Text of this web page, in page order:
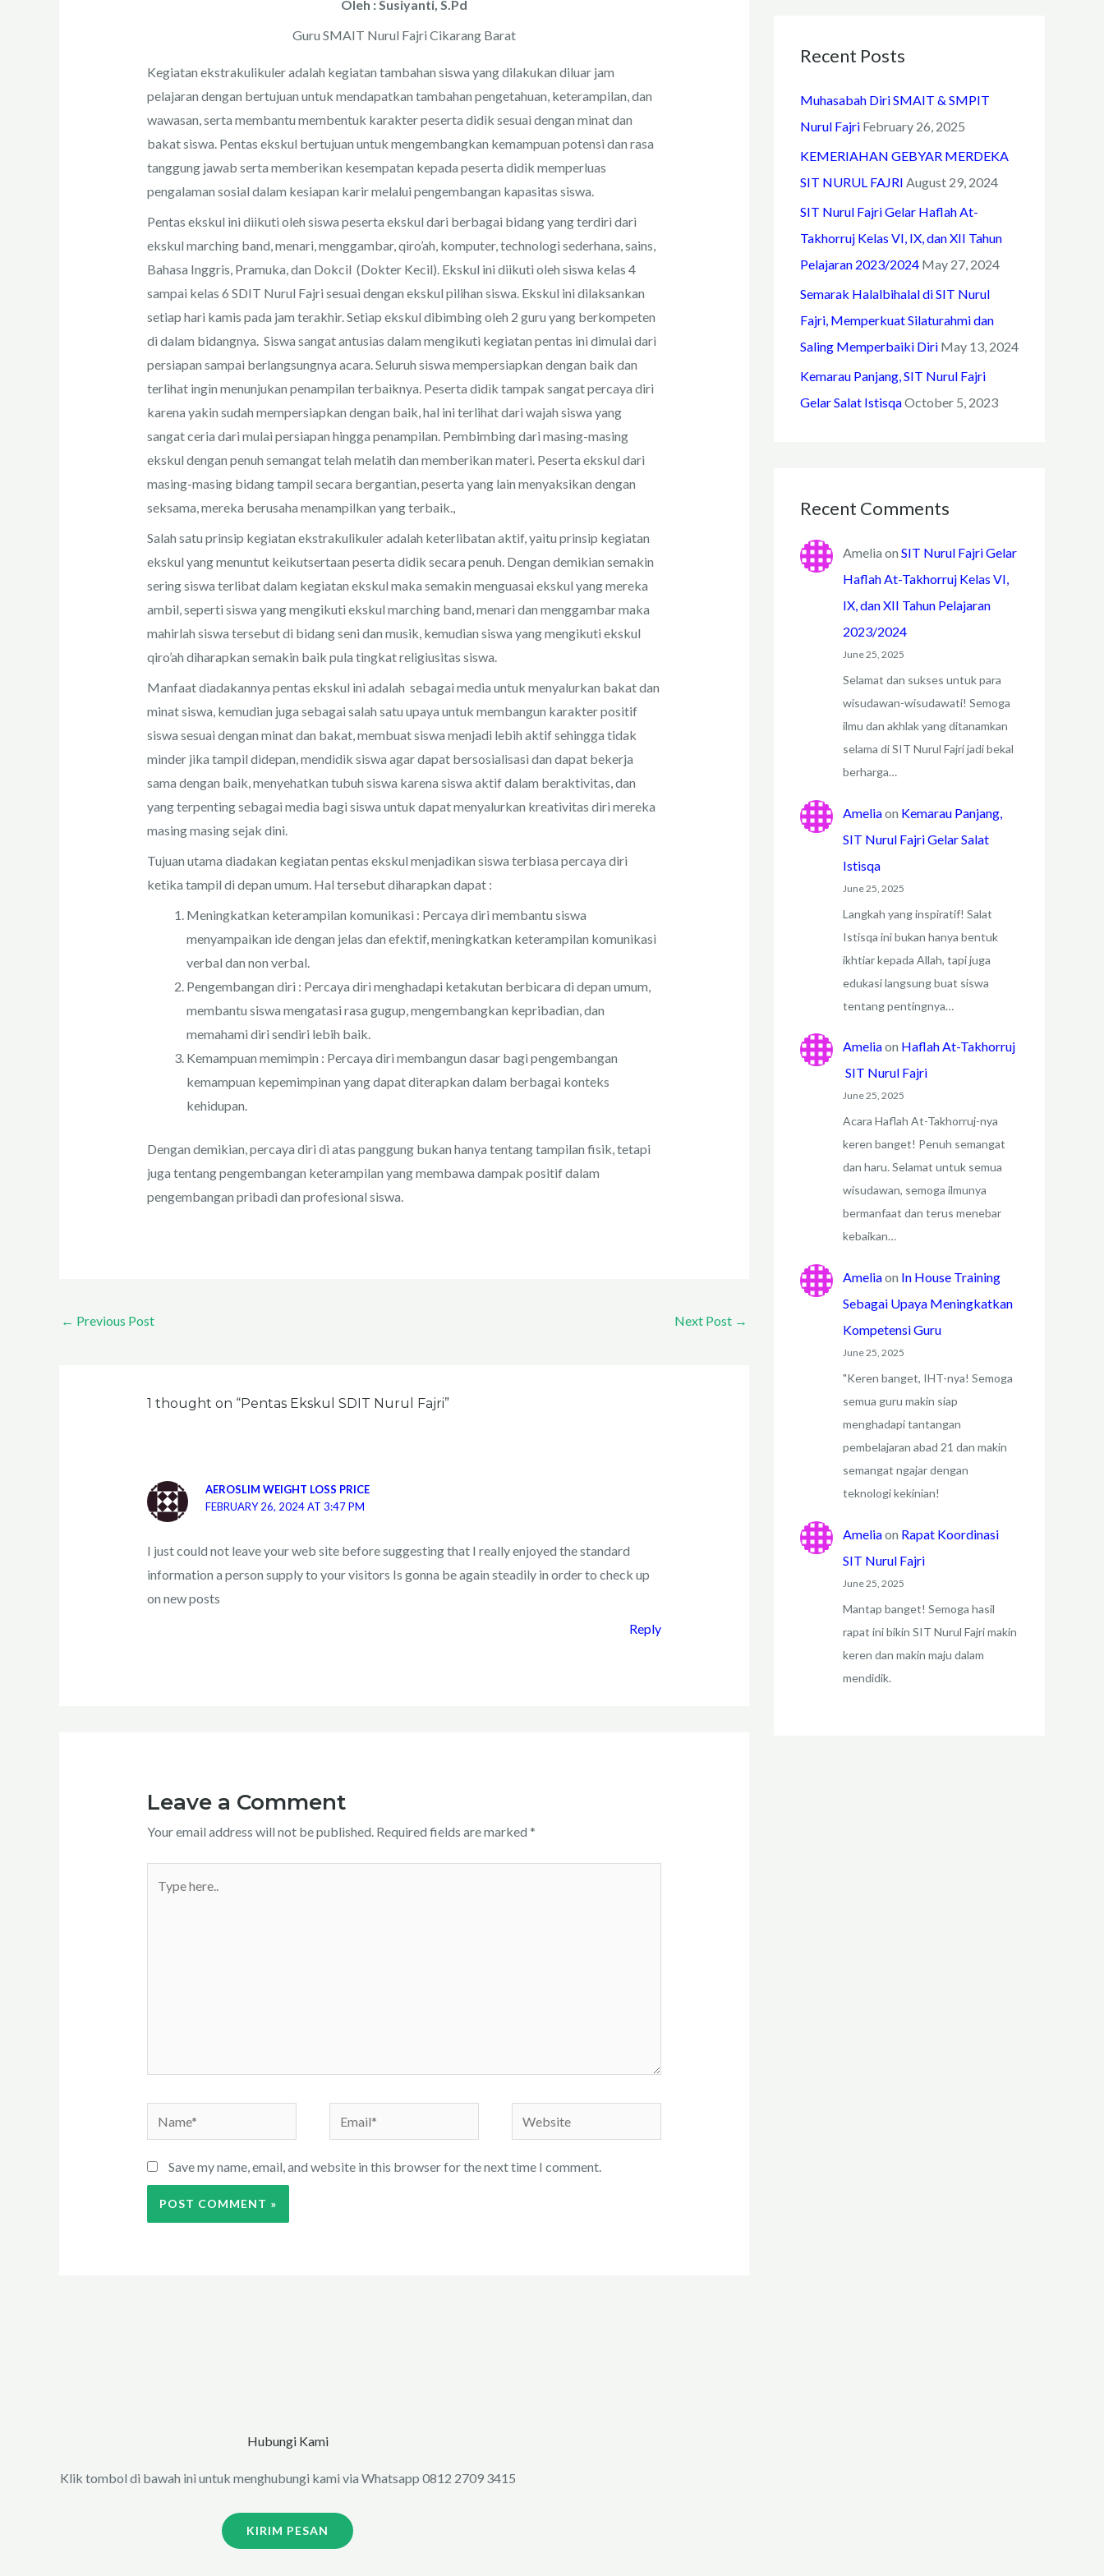
Oleh : Susiyanti, S.Pd
Guru SMAIT Nurul Fajri Cikarang Barat
Kegiatan ekstrakulikuler adalah kegiatan tambahan siswa yang dilakukan diluar jam
pelajaran dengan bertujuan untuk mendapatkan tambahan pengetahuan, keterampilan, dan
wawasan, serta membantu membentuk karakter peserta didik sesuai dengan minat dan
bakat siswa. Pentas ekskul bertujuan untuk mengembangkan kemampuan potensi dan rasa
tanggung jawab serta memberikan kesempatan kepada peserta didik memperluas
pengalaman sosial dalam kesiapan karir melalui pengembangan kapasitas siswa.
Pentas ekskul ini diikuti oleh siswa peserta ekskul dari berbagai bidang yang terdiri dari
ekskul marching band, menari, menggambar, qiro’ah, komputer, technologi sederhana, sains,
Bahasa Inggris, Pramuka, dan Dokcil (Dokter Kecil). Ekskul ini diikuti oleh siswa kelas 4
sampai kelas 6 SDIT Nurul Fajri sesuai dengan ekskul pilihan siswa. Ekskul ini dilaksankan
setiap hari kamis pada jam terakhir. Setiap ekskul dibimbing oleh 2 guru yang berkompeten
di dalam bidangnya. Siswa sangat antusias dalam mengikuti kegiatan pentas ini dimulai dari
persiapan sampai berlangsungnya acara. Seluruh siswa mempersiapkan dengan baik dan
terlihat ingin menunjukan penampilan terbaiknya. Peserta didik tampak sangat percaya diri
karena yakin sudah mempersiapkan dengan baik, hal ini terlihat dari wajah siswa yang
sangat ceria dari mulai persiapan hingga penampilan. Pembimbing dari masing-masing
ekskul dengan penuh semangat telah melatih dan memberikan materi. Peserta ekskul dari
masing-masing bidang tampil secara bergantian, peserta yang lain menyaksikan dengan
seksama, mereka berusaha menampilkan yang terbaik.,
Salah satu prinsip kegiatan ekstrakulikuler adalah keterlibatan aktif, yaitu prinsip kegiatan
ekskul yang menuntut keikutsertaan peserta didik secara penuh. Dengan demikian semakin
sering siswa terlibat dalam kegiatan ekskul maka semakin menguasai ekskul yang mereka
ambil, seperti siswa yang mengikuti ekskul marching band, menari dan menggambar maka
mahirlah siswa tersebut di bidang seni dan musik, kemudian siswa yang mengikuti ekskul
qiro’ah diharapkan semakin baik pula tingkat religiusitas siswa.
Manfaat diadakannya pentas ekskul ini adalah sebagai media untuk menyalurkan bakat dan
minat siswa, kemudian juga sebagai salah satu upaya untuk membangun karakter positif
siswa sesuai dengan minat dan bakat, membuat siswa menjadi lebih aktif sehingga tidak
minder jika tampil didepan, mendidik siswa agar dapat bersosialisasi dan dapat bekerja
sama dengan baik, menyehatkan tubuh siswa karena siswa aktif dalam beraktivitas, dan
yang terpenting sebagai media bagi siswa untuk dapat menyalurkan kreativitas diri mereka
masing masing sejak dini.
Tujuan utama diadakan kegiatan pentas ekskul menjadikan siswa terbiasa percaya diri
ketika tampil di depan umum. Hal tersebut diharapkan dapat :
Meningkatkan keterampilan komunikasi : Percaya diri membantu siswa
menyampaikan ide dengan jelas dan efektif, meningkatkan keterampilan komunikasi
verbal dan non verbal.
Pengembangan diri : Percaya diri menghadapi ketakutan berbicara di depan umum,
membantu siswa mengatasi rasa gugup, mengembangkan kepribadian, dan
memahami diri sendiri lebih baik.
Kemampuan memimpin : Percaya diri membangun dasar bagi pengembangan
kemampuan kepemimpinan yang dapat diterapkan dalam berbagai konteks
kehidupan.
Dengan demikian, percaya diri di atas panggung bukan hanya tentang tampilan fisik, tetapi
juga tentang pengembangan keterampilan yang membawa dampak positif dalam
pengembangan pribadi dan profesional siswa.
← Previous Post Next Post →
1 thought on “Pentas Ekskul SDIT Nurul Fajri”
AEROSLIM WEIGHT LOSS PRICE
FEBRUARY 26, 2024 AT 3:47 PM
I just could not leave your web site before suggesting that I really enjoyed the standard
information a person supply to your visitors Is gonna be again steadily in order to check up
on new posts
Reply
Leave a Comment
Your email address will not be published. Required fields are marked *
here..
Name* Email* Website
Save my name, email, and website in this browser for the next time I comment.
:Recent Posts
Muhasabah Diri SMAIT & SMPIT
Nurul Fajri February 26, 2025
KEMERIAHAN GEBYAR MERDEKA
SIT NURUL FAJRI August 29, 2024
SIT Nurul Fajri Gelar Haflah At-
Takhorruj Kelas VI, IX, dan XII Tahun
Pelajaran 2023/2024 May 27, 2024
Semarak Halalbihalal di SIT Nurul
Fajri, Memperkuat Silaturahmi dan
Saling Memperbaiki Diri May 13, 2024
Kemarau Panjang, SIT Nurul Fajri
Gelar Salat IstisqaOctober 5, 2023
Recent Comments
Amelia on SIT Nurul Fajri Gelar
Haflah At-Takhorruj Kelas VI,
IX, dan XII Tahun Pelajaran
2023/2024
June 25, 2025
Selamat dan sukses untuk para
wisudawan-wisudawati! Semoga
ilmu dan akhlak yang ditanamkan
selama di SIT Nurul Fajri jadi bekal
berharga…
Ameliaon Kemarau Panjang,
SIT Nurul Fajri Gelar Salat
Istisqa
June 25, 2025
Langkah yang inspiratif! Salat
Istisqa ini bukan hanya bentuk
ikhtiar kepada Allah, tapi juga
edukasi langsung buat siswa
tentang pentingnya…
Ameliaon Haflah At-Takhorruj
SIT Nurul Fajri
June 25, 2025
Acara Haflah At-Takhorruj-nya
keren banget! Penuh semangat
dan haru. Selamat untuk semua
wisudawan, semoga ilmunya
bermanfaat dan terus menebar
kebaikan…
Ameliaon In House Training
Sebagai Upaya Meningkatkan
Kompetensi Guru
June 25, 2025
"Keren banget, IHT-nya! Semoga
semua guru makin siap
menghadapi tantangan
pembelajaran abad 21 dan makin
semangat ngajar dengan
teknologi kekinian!
Ameliaon Rapat Koordinasi
SIT Nurul Fajri
June 25, 2025
Mantap banget! Semoga hasil
rapat ini bikin SIT Nurul Fajri makin
keren dan makin maju dalam
mendidik.
Hubungi Kami
Klik tombol di bawah ini untuk menghubungi kami via Whatsapp 0812 2709 3415
KIRIM PESAN